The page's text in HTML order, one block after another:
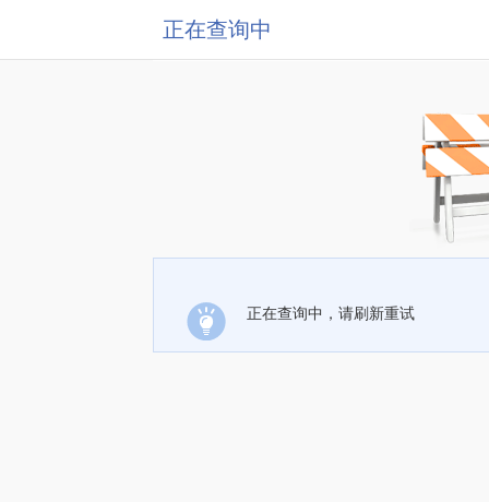
正在查询中
正在查询中，请刷新重试